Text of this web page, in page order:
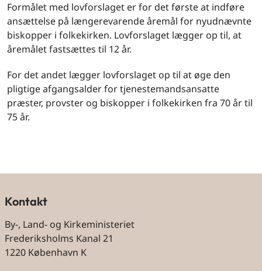
Formålet med lovforslaget er for det første at indføre
ansættelse på længerevarende åremål for nyudnævnte
biskopper i folkekirken. Lovforslaget lægger op til, at
åremålet fastsættes til 12 år.
For det andet lægger lovforslaget op til at øge den
pligtige afgangsalder for tjenestemandsansatte
præster, provster og biskopper i folkekirken fra 70 år til
75 år.
Kontakt
By-, Land- og Kirkeministeriet
Frederiksholms Kanal 21
1220 København K